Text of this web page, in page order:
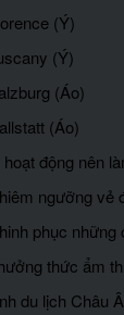
(Ý)
(Ý)
(Áo)
(Áo)
động nên
ngưỡng vẻ
phục những
thức ẩm
du lịch Châu